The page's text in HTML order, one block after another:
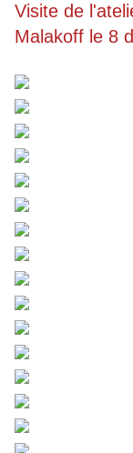
Visite de
Malakoff le 8